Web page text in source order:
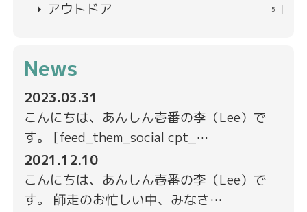
arrow_right アウトドア 5
News
2023.03.31
こんにちは、あんしん壱番の李（Lee）で
す。 [feed_them_social cpt_…
2021.12.10
こんにちは、あんしん壱番の李（Lee）で
す。 師走のお忙しい中、みなさ…